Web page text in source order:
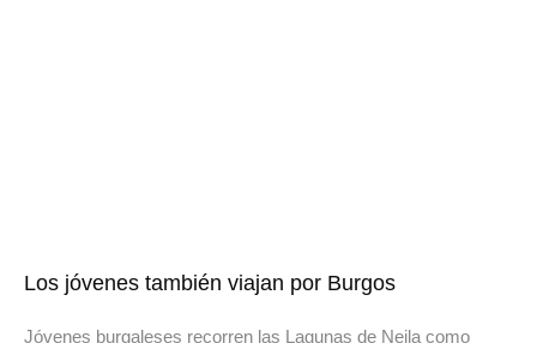
Los jóvenes también viajan por Burgos
Jóvenes burgaleses recorren las Lagunas de Neila como